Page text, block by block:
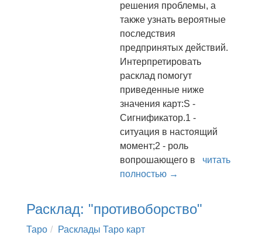
решения проблемы, а
также узнать вероятные
последствия
предпринятых действий.
Интерпретировать
расклад помогут
приведенные ниже
значения карт:S -
Сигнификатор.1 -
ситуация в настоящий
момент;2 - роль
вопрошающего в читать
полностью →
Расклад: "противоборство"
Таро
Расклады Таро карт